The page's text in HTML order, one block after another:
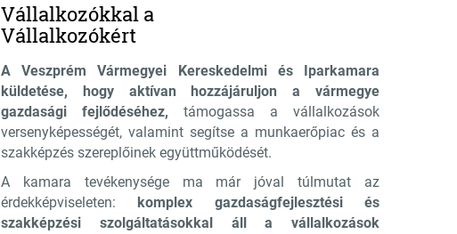
Vállalkozókkal a
Vállalkozókért
A Veszprém Vármegyei Kereskedelmi és Iparkamara
küldetése, hogy aktívan hozzájáruljon a vármegye
gazdasági fejlődéséhez, támogassa a vállalkozások
versenyképességét, valamint segítse a munkaerőpiac és a
szakképzés szereplőinek együttműködését.
A kamara tevékenysége ma már jóval túlmutat az
érdekképviseleten: komplex gazdaságfejlesztési és
szakképzési szolgáltatásokkal áll a vállalkozások